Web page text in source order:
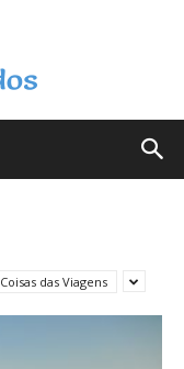
Coisas das Viagens